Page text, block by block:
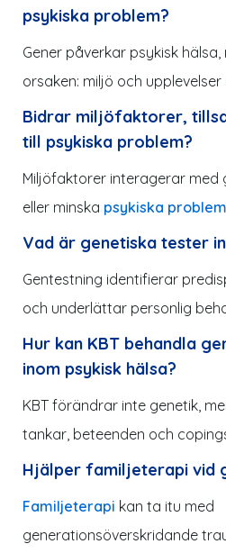
psykiska problem?
Gener påverkar psykisk
orsaken: miljö och
Bidrar miljöfaktorer,
till psykiska problem?
Miljöfaktorer interagerar
eller minska psykiska
Vad är genetiska tester
Gentestning identifierar
och underlättar personlig
Hur kan KBT behandla
inom psykisk hälsa?
KBT förändrar inte genetik,
tankar, beteenden och
Hjälper familjeterapi vid
Familjeterapi kan ta itu med
generationsöverskridande